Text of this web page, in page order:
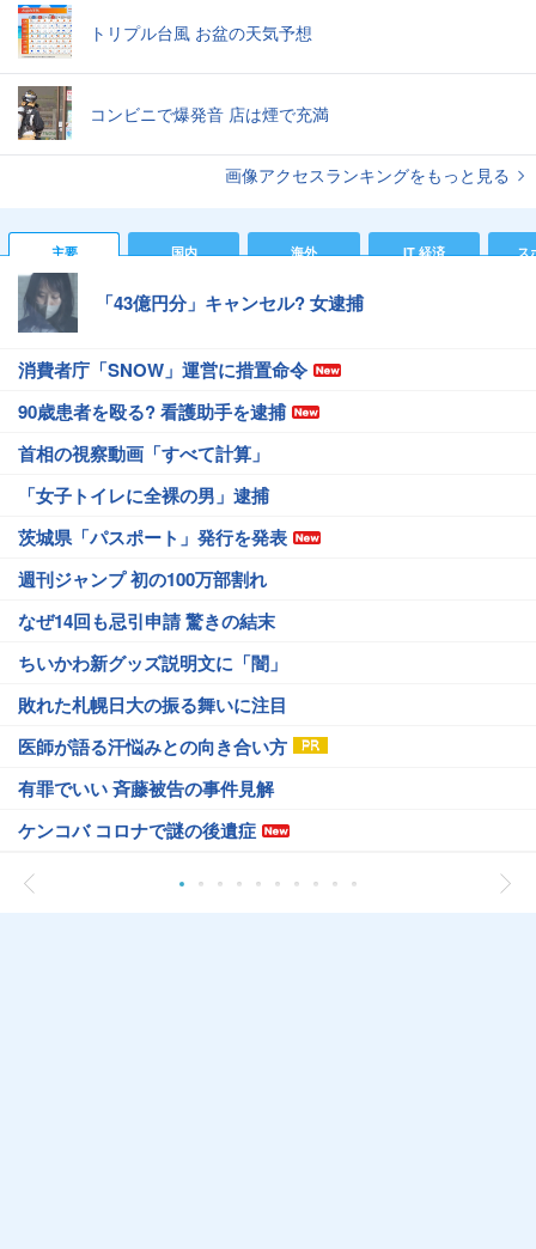
トリプル台風 お盆の天気予想
コンビニで爆発音 店は煙で充満
画像アクセスランキングをもっと見る
主要 国内 海外 IT 経済 ス
「43億円分」キャンセル? 女逮捕
消費者庁「SNOW」運営に措置命令
90歳患者を殴る? 看護助手を逮捕
首相の視察動画「すべて計算」
「女子トイレに全裸の男」逮捕
茨城県「パスポート」発行を発表
週刊ジャンプ 初の100万部割れ
なぜ14回も忌引申請 驚きの結末
ちいかわ新グッズ説明文に「闇」
敗れた札幌日大の振る舞いに注目
医師が語る汗悩みとの向き合い方
有罪でいい 斉藤被告の事件見解
ケンコバ コロナで謎の後遺症